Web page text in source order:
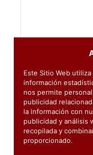
142418:
Este Sitio Web
información
nos permite
publicidad
la información con
publicidad y análisis
recopilada y
proporcionado.